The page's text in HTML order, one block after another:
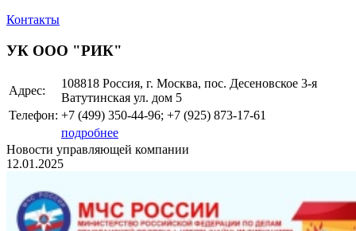
Контакты
УК ООО "РИК"
Адрес:
108818 Россия, г. Москва, пос. Десеновское 3-я
Ватутинская ул. дом 5
Телефон: +7 (499) 350-44-96; +7 (925) 873-17-61
подробнее
Новости управляющей компании
12.01.2025